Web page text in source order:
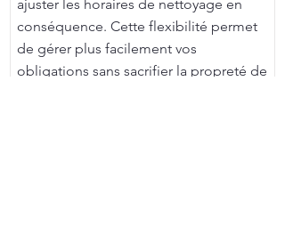
ajuster les horaires de nettoyage en
conséquence. Cette flexibilité permet
de gérer plus facilement vos
obligations sans sacrifier la propreté de